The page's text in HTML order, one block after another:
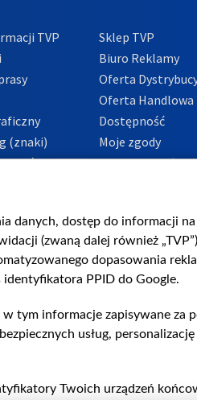
TVP
(znaki)
Sklep TVP
Biuro Reklamy
Oferta
Oferta Handlowa
Dostępność
Moje zgody
Procedura
danych, dostęp do informacji
(zwaną dalej również
dopasowania
identyfikatora PPID do Google.
w tym informacje zapisywane za
usług,
Twoich urządzeń